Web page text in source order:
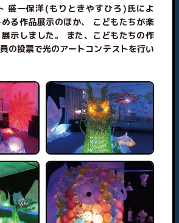
盛一保洋(もりときやすひろ)氏によ
る作品展示のほか、
こどもたちが楽
示しました。
また、こどもたちの作
の投票で光のアートコンテストを行い